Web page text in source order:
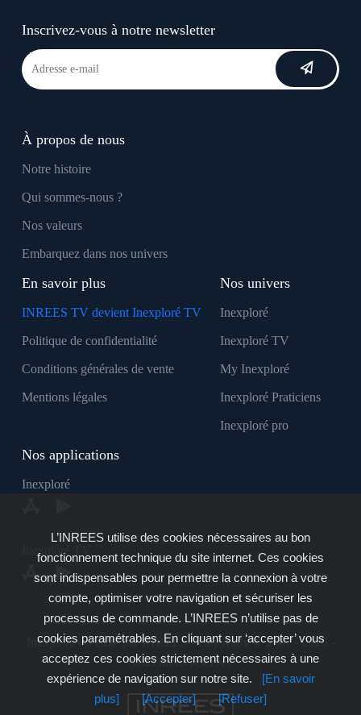
Inscrivez-vous à notre newsletter
À propos de nous
Notre histoire
Qui sommes-nous ?
Nos valeurs
Embarquez dans nos univers
En savoir plus
INREES TV devient Inexploré TV
Politique de confidentialité
Conditions générales de vente
Mentions légales
Nos univers
Inexploré
Inexploré TV
My Inexploré
Inexploré Praticiens
Inexploré pro
Nos applications
Inexploré
Inexploré TV
Inexploré est édité par INREES - Copyright © 2007 - 2026 -
Tous droits réservés
L’INREES utilise des cookies nécessaires au bon
fonctionnement technique du site internet. Ces cookies
sont indispensables pour permettre la connexion à votre
compte, optimiser votre navigation et sécuriser les
processus de commande. L’INREES n’utilise pas de
cookies paramétrables. En cliquant sur ‘accepter’ vous
acceptez ces cookies strictement nécessaires à une
expérience de navigation sur notre site.
[En savoir
plus]
[Accepter] [Refuser]